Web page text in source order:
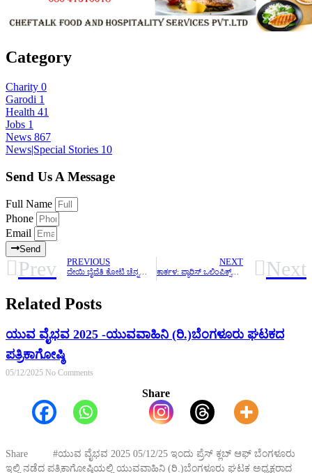
Category
Charity 0
Garodi 1
Health 41
Jobs 1
News 867
News|Special Stories 10
Send Us A Message
Full Name
Phone
Email
Send
Prev PREVIOUS NEXT
ಕಾರ್ಕಳ: ಪ್ಯಾರಿಸ್‌ ಒಲಿಂಪಿಕ್ಸ್‌ನಲ್ಲಿ ಉತ್ತಮ ಸಾಧನೆ ತರಬೇತಿಗಾಗಿ ಅಕ್ಷತಾ ಪೂಜಾರಿ ಆಯ್ಕೆ Next
Related Posts
ಯುವ ವೈಭವ 2025 -ಯುವವಾಹಿನಿ (ರಿ.)ಬೆಂಗಳೂರು ಘಟಕದ
ಪತ್ರಿಕಾಗೋಷ್ಠಿ
05/12/2025 No Comments
Share
Share #ಯುವ ವೈಭವ 2025 05/12/25 ಇಂದು ಪ್ರೆಸ್ ಕ್ಲಬ್ ಆಫ್ ಬೆಂಗಳೂರು
ಇಲ್ಲಿ ನಡೆದ ಪತ್ರಿಕಾಗೋಷ್ಠಿಯಲ್ಲಿ ಯುವವಾಹಿನಿ (ರಿ.)ಬೆಂಗಳೂರು ಘಟಕ ಅಧ್ಯಕ್ಷರಾದ